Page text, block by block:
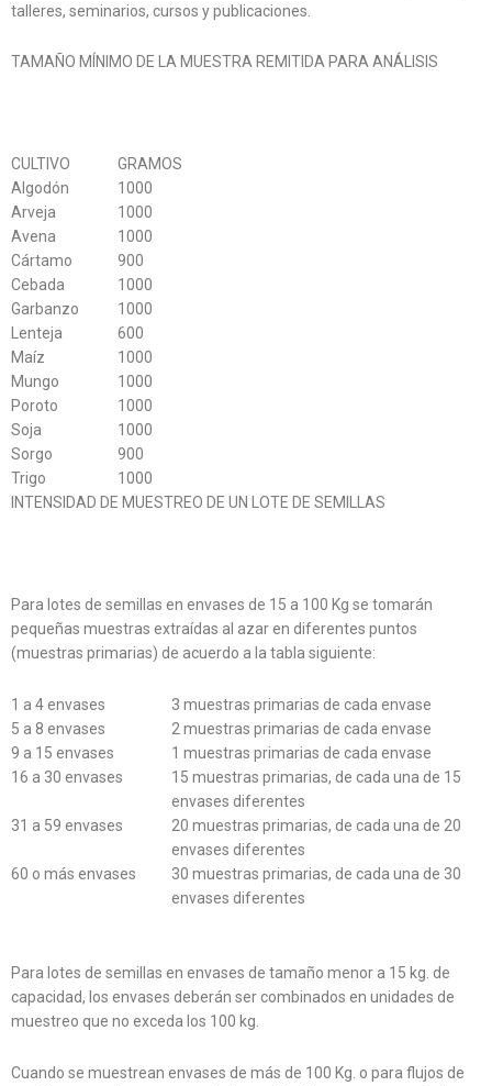
talleres, seminarios, cursos y publicaciones.
TAMAÑO MÍNIMO DE LA MUESTRA REMITIDA PARA ANÁLISIS
CULTIVO
GRAMOS
Algodón
1000
Arveja
1000
Avena
1000
Cártamo
900
Cebada
1000
Garbanzo
1000
Lenteja
600
Maíz
1000
Mungo
1000
Poroto
1000
Soja
1000
Sorgo
900
Trigo
1000
INTENSIDAD DE MUESTREO DE UN LOTE DE SEMILLAS
Para lotes de semillas en envases de 15 a 100 Kg se tomarán
pequeñas muestras extraídas al azar en diferentes puntos
(muestras primarias) de acuerdo a la tabla siguiente:
1 a 4 envases
3 muestras primarias de cada envase
5 a 8 envases
2 muestras primarias de cada envase
9 a 15 envases
1 muestras primarias de cada envase
16 a 30 envases
15 muestras primarias, de cada una de 15
envases diferentes
31 a 59 envases
20 muestras primarias, de cada una de 20
envases diferentes
60 o más envases
30 muestras primarias, de cada una de 30
envases diferentes
Para lotes de semillas en envases de tamaño menor a 15 kg. de
capacidad, los envases deberán ser combinados en unidades de
muestreo que no exceda los 100 kg.
Cuando se muestrean envases de más de 100 Kg. o para flujos de